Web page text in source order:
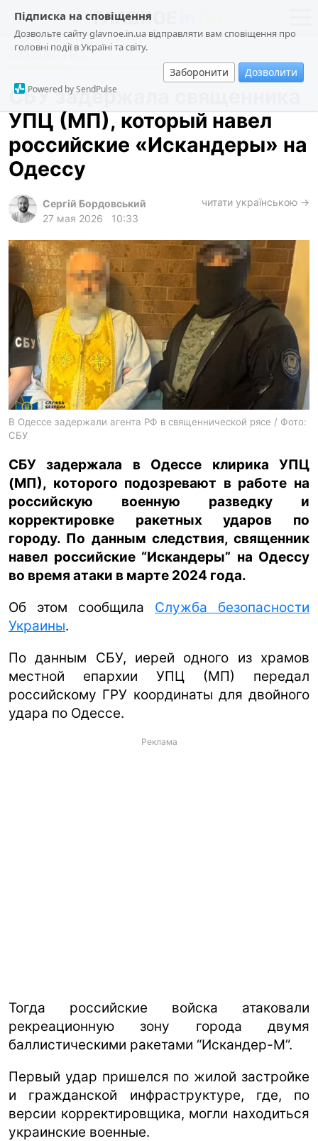
Підписка на сповіщення
Дозвольте сайту glavnoe.in.ua відправляти вам сповіщення про
головні події в Україні та світу.
Заборонити Дозволити
Powered by SendPulse
новости
о проекте
общество
происшествия
криминал
харьков
архив
gambling
ua ru en
Общество
СБУ задержала священника
УПЦ (МП), который навел
российские «Искандеры» на
Одессу
Сергій Бордовський
27 мая 2026
10:33
читати українською →
В Одессе задержали агента РФ в священнической рясе / Фото:
СБУ
СБУ задержала в Одессе клирика УПЦ
(МП), которого подозревают в работе на
российскую военную разведку и
корректировке ракетных ударов по
городу. По данным следствия, священник
навел российские “Искандеры” на Одессу
во время атаки в марте 2024 года.
Об этом сообщила Служба безопасности
Украины.
По данным СБУ, иерей одного из храмов
местной епархии УПЦ (МП) передал
российскому ГРУ координаты для двойного
удара по Одессе.
Реклама
Тогда российские войска атаковали
рекреационную зону города двумя
баллистическими ракетами “Искандер-М”.
Первый удар пришелся по жилой застройке
и гражданской инфраструктуре, где, по
версии корректировщика, могли находиться
украинские военные.